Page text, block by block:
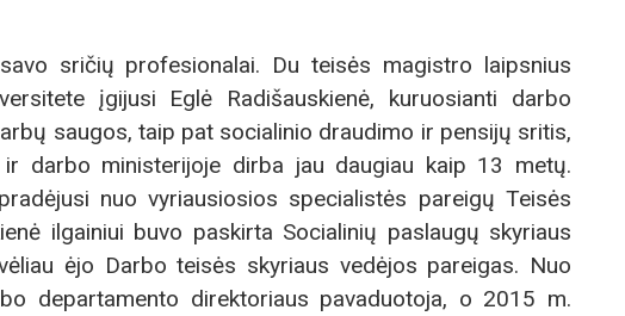
sričių profesionalai. Du teisės magistro laipsnius
įgijusi Eglė Radišauskienė, kuruosianti darbo
saugos, taip pat socialinio draudimo ir pensijų sritis,
ir darbo ministerijoje dirba jau daugiau kaip 13 metų.
nuo vyriausiosios specialistės pareigų Teisės
ilgainiui buvo paskirta Socialinių paslaugų skyriaus
ėjo Darbo teisės skyriaus vedėjos pareigas. Nuo
departamento direktoriaus pavaduotoja, o 2015 m.